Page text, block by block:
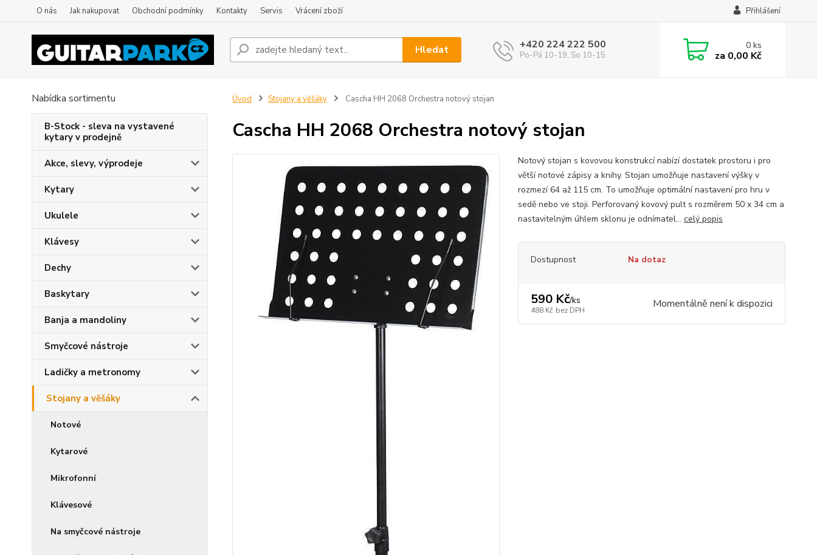
O nás Jak nakupovat Obchodní podmínky Kontakty Servis Vrácení zboží Přihlášení
Hledat +420 224 222 500
Po-Pá 10-19, So 10-15
0ks
za 0,00 Kč
Nabídka sortimentu
B-Stock - sleva na vystavené
kytary v prodejně
Akce, slevy, výprodeje
Kytary
Ukulele
Klávesy
Dechy
Baskytary
Banja a mandoliny
Smyčcové nástroje
Ladičky a metronomy
Stojany a věšáky
Notové
Kytarové
Mikrofonní
Klávesové
Na smyčcové nástroje
Úvod Stojany a věšáky Cascha HH 2068 Orchestra notový stojan
Cascha HH 2068 Orchestra notový stojan
Notový stojan s kovovou konstrukcí nabízí dostatek prostoru i pro
větší notové zápisy a knihy. Stojan umožňuje nastavení výšky v
rozmezí 64 až 115 cm. To umožňuje optimální nastavení pro hru v
sedě nebo ve stoji. Perforovaný kovový pult s rozměrem 50 x 34 cm a
nastavitelným úhlem sklonu je odnímatel... celý popis
Dostupnost Na dotaz
590 Kč/ks
488 Kč bez DPH Momentálně není k dispozici